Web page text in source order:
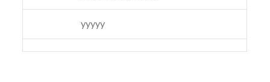
yyyyy